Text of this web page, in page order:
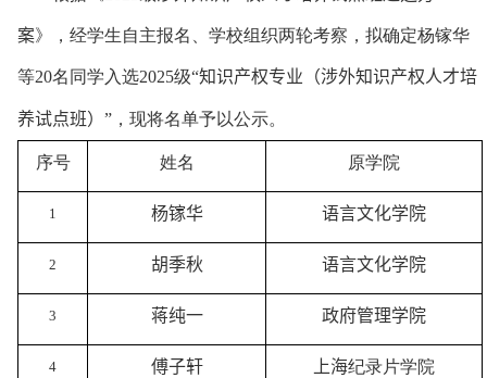
案》，经学生自主报名、学校组织两轮考察，拟确定杨镓华
等20名同学入选2025级“知识产权专业（涉外知识产权人才培
养试点班） ”，现将名单予以公示。
序号 姓名 原学院
1 杨镓华 语言文化学院
2 胡季秋 语言文化学院
3 蒋纯⼀ 政府管理学院
4 傅子轩 上海纪录片学院